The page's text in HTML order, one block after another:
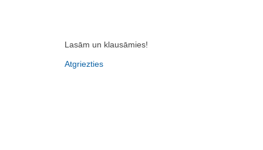
Lasām un klausāmies!
Atgriezties